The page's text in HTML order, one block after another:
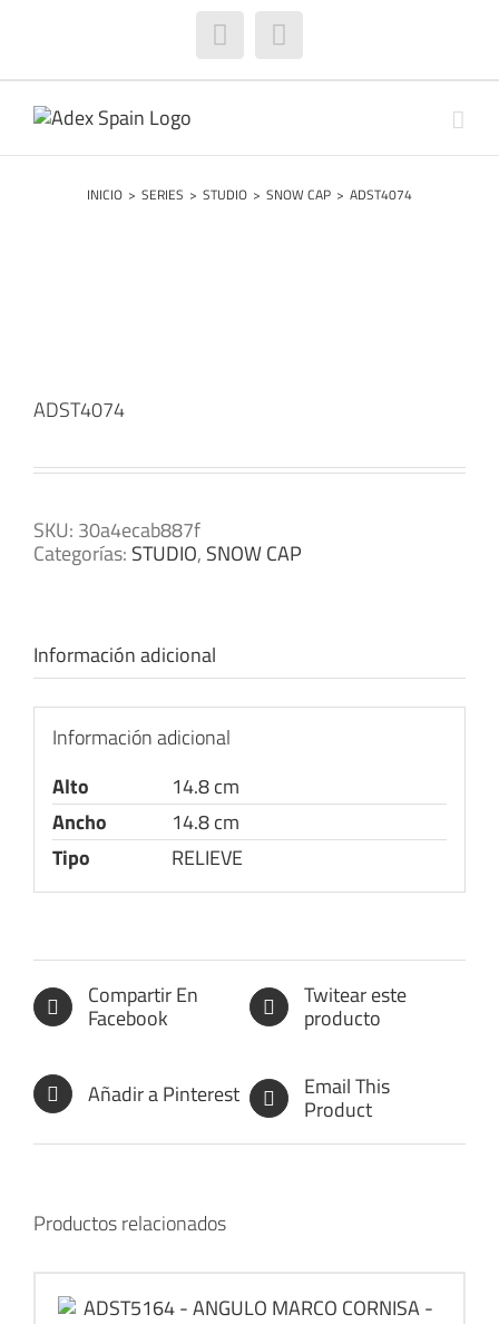
Facebook
INICIO > SERIES > STUDIO > SNOW CAP > ADST4074
ADST4074
SKU: 30a4ecab887f
Categorías: STUDIO, SNOW CAP
Información adicional
Información adicional
Alto
14.8 cm
Ancho
14.8 cm
Tipo
RELIEVE
Compartir En
Facebook
Twitear este
producto
Añadir a Pinterest Email This
Product
Productos relacionados